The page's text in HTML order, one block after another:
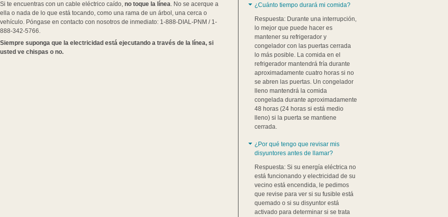
Si te encuentras con un cable eléctrico caído, no toque la línea. No se acerque a
ella o nada de lo que está tocando, como una rama de un árbol, una cerca o
vehículo. Póngase en contacto con nosotros de inmediato: 1-888-DIAL-PNM / 1-
888-342-5766.
Siempre suponga que la electricidad está ejecutando a través de la línea, si
usted ve chispas o no.
¿Cuánto tiempo durará mi comida?
Respuesta: Durante una interrupción,
lo mejor que puede hacer es
mantener su refrigerador y
congelador con las puertas cerrada
lo más posible. La comida en el
refrigerador mantendrá fría durante
aproximadamente cuatro horas si no
se abren las puertas. Un congelador
lleno mantendrá la comida
congelada durante aproximadamente
48 horas (24 horas si está medio
lleno) si la puerta se mantiene
cerrada.
¿Por qué tengo que revisar mis
disyuntores antes de llamar?
Respuesta: Si su energía eléctrica no
está funcionando y electricidad de su
vecino está encendida, le pedimos
que revise para ver si su fusible está
quemado o si su disyuntor está
activado para determinar si se trata